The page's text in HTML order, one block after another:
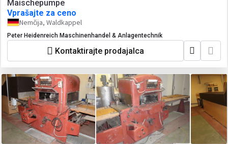
Maischepumpe
Vprašajte za ceno
Nemčija, Waldkappel
Peter Heidenreich Maschinenhandel & Anlagentechnik
Kontaktirajte prodajalca